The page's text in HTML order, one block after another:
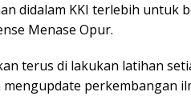
didalam KKI terlebih untuk
Menase Opur.
terus di lakukan latihan
perkembangan